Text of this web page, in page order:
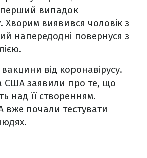
перший випадок
Хворим виявився чоловік з
напередодні повернуся з
вакцини від коронавірусу.
США заявили про те, що
над її створенням.
почали тестувати